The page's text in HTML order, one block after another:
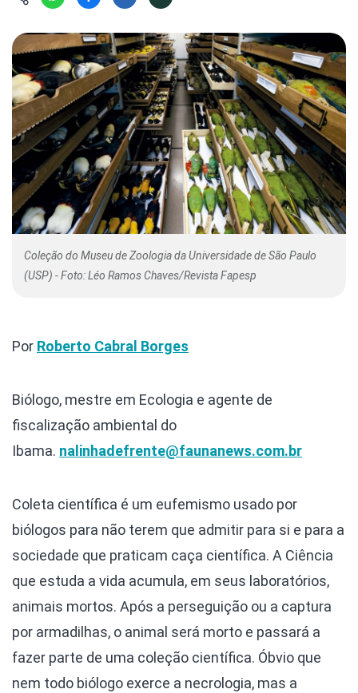
Na Linha
Olha o
Photo
Políticas
Saúde,
Segunda
Túnel do
Universo
Livros do
Nova
Missão
Cursos
Coleção do Museu de Zoologia da Universidade de São Paulo
(USP) - Foto: Léo Ramos Chaves/Revista Fapesp
Por Roberto Cabral Borges
Biólogo, mestre em Ecologia e agente de
fiscalização ambiental do
Ibama. nalinhadefrente@faunanews.com.br
Coleta científica é um eufemismo usado por
biólogos para não terem que admitir para si e para a
sociedade que praticam caça científica. A Ciência
que estuda a vida acumula, em seus laboratórios,
animais mortos. Após a perseguição ou a captura
por armadilhas, o animal será morto e passará a
fazer parte de uma coleção científica. Óbvio que
nem todo biólogo exerce a necrologia, mas a